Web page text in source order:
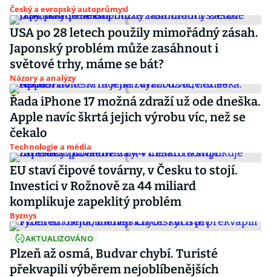
Český a evropský autoprůmysl
USA po 28 letech použily mimořádný zásah.
Japonský problém může zasáhnout i
světové trhy, máme se bát?
Názory a analýzy
Řada iPhone 17 možná zdraží už ode dneška.
Apple navíc škrtá jejich výrobu víc, než se
čekalo
Technologie a média
EU staví čipové továrny, v Česku to stojí.
Investici v Rožnově za 44 miliard
komplikuje zapeklitý problém
Byznys
AKTUALIZOVÁNO
Plzeň až osmá, Budvar chybí. Turisté
překvapili výběrem nejoblíbenějších